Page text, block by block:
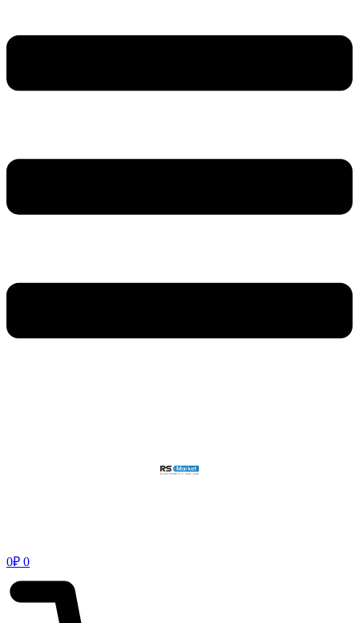
0₽ 0